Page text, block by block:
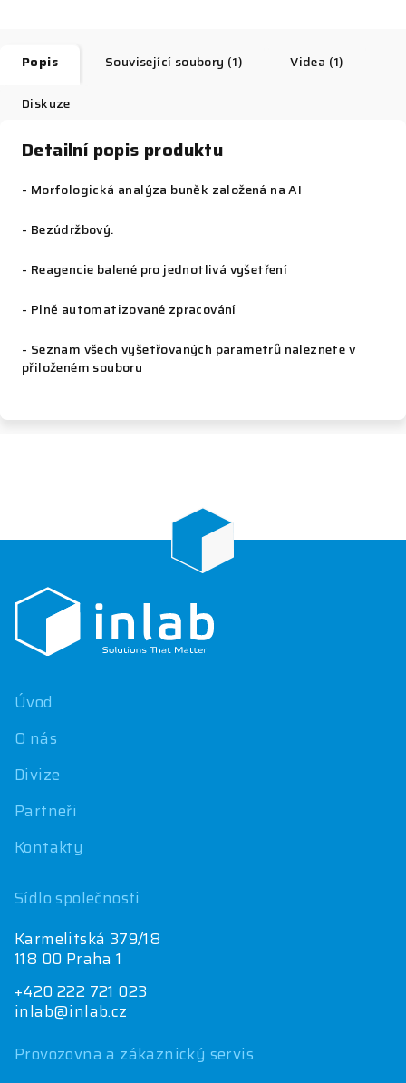
Popis Související soubory (1) Videa (1)
Diskuze
Detailní popis produktu
- Morfologická analýza buněk založená na AI
- Bezúdržbový.
- Reagencie balené pro jednotlivá vyšetření
- Plně automatizované zpracování
- Seznam všech vyšetřovaných parametrů naleznete v
přiloženém souboru
Z
Úvod
O nás
Divize
Partneři
Kontakty
Sídlo společnosti
Karmelitská 379/18
118 00 Praha 1
+420 222 721 023
inlab@inlab.cz
Provozovna a zákaznický servis